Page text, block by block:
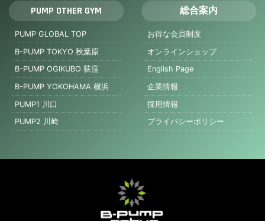
PUMP OTHER GYM
PUMP GLOBAL TOP
B-PUMP TOKYO 秋葉原
B-PUMP OGIKUBO 荻窪
B-PUMP YOKOHAMA 横浜
PUMP1 川口
PUMP2 川崎
総合案内
お得な会員制度
オンラインショップ
English Page
企業情報
採用情報
プライバシーポリシー